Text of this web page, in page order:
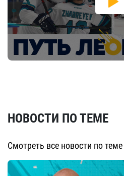
НОВОСТИ ПО ТЕМЕ
Смотреть все новости по теме